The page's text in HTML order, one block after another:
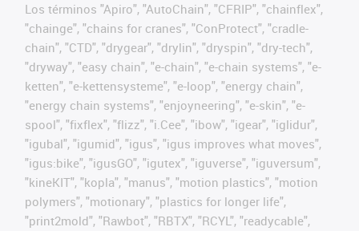
Los términos "Apiro", "AutoChain", "CFRIP", "chainflex",
"chainge", "chains for cranes", "ConProtect", "cradle-
chain", "CTD", "drygear", "drylin", "dryspin", "dry-tech",
"dryway", "easy chain", "e-chain", "e-chain systems", "e-
ketten", "e-kettensysteme", "e-loop", "energy chain",
"energy chain systems", "enjoyneering", "e-skin", "e-
spool", "fixflex", "flizz", "i.Cee", "ibow", "igear", "iglidur",
"igubal", "igumid", "igus", "igus improves what moves",
"igus:bike", "igusGO", "igutex", "iguverse", "iguversum",
"kineKIT", "kopla", "manus", "motion plastics", "motion
polymers", "motionary", "plastics for longer life",
"print2mold", "Rawbot", "RBTX", "RCYL", "readycable",